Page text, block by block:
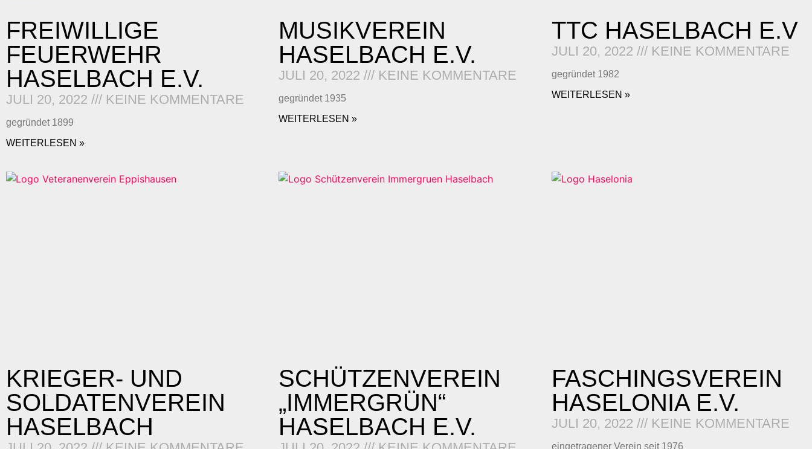
FREIWILLIGE
FEUERWEHR
HASELBACH E.V.
JULI 20, 2022 KEINE KOMMENTARE
gegründet 1899
WEITERLESEN »
MUSIKVEREIN
HASELBACH E.V.
JULI 20, 2022 KEINE KOMMENTARE
gegründet 1935
WEITERLESEN »
TTC HASELBACH E.V
JULI 20, 2022 KEINE KOMMENTARE
gegründet 1982
WEITERLESEN »
KRIEGER- UND
SOLDATENVEREIN
HASELBACH
SCHÜTZENVEREIN
„IMMERGRÜN“
HASELBACH E.V.
FASCHINGSVEREIN
HASELONIA E.V.
JULI 20, 2022 KEINE KOMMENTARE
eingetragener Verein seit 1976